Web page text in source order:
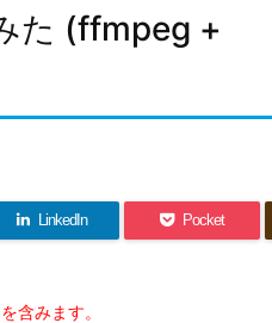
た (ffmpeg +
LinkedIn Pocket
含みます。